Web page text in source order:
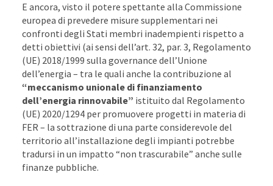
E ancora, visto il potere spettante alla Commissione
europea di prevedere misure supplementari nei
confronti degli Stati membri inadempienti rispetto a
detti obiettivi (ai sensi dell’art. 32, par. 3, Regolamento
(UE) 2018/1999 sulla governance dell’Unione
dell’energia – tra le quali anche la contribuzione al
“meccanismo unionale di finanziamento
dell’energia rinnovabile” istituito dal Regolamento
(UE) 2020/1294 per promuovere progetti in materia di
FER – la sottrazione di una parte considerevole del
territorio all’installazione degli impianti potrebbe
tradursi in un impatto “non trascurabile” anche sulle
finanze pubbliche.